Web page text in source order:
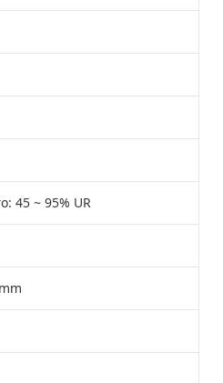
45 ~ 95% UR